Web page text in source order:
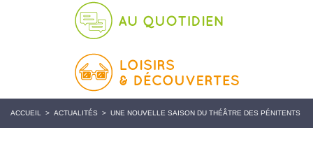
ACCUEIL > ACTUALITÉS > UNE NOUVELLE SAISON DU THÉÂTRE DES PÉNITENTS